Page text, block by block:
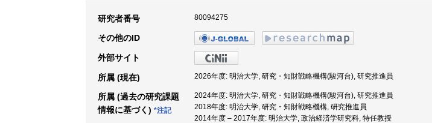
研究者番号 80094275
その他のID
外部サイト
所属 (現在) 2026年度: 明治大学, 研究・知財戦略機構(駿河台), 研究推進員
所属 (過去の研究課題
情報に基づく) *注記
2024年度: 明治大学, 研究・知財戦略機構(駿河台), 研究推進員
2018年度: 明治大学, 研究・知財戦略機構, 研究推進員
2014年度 – 2017年度: 明治大学, 政治経済学研究科, 特任教授